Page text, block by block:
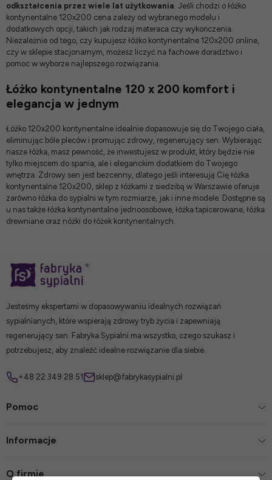
odkształcenia przez wiele lat użytkowania . Jeśli chodzi o łóżko
kontynentalne 120x200 cena zależy od wybranego modelu i
dodatkowych opcji, takich jak rodzaj materaca czy wykończenia.
Niezależnie od tego, czy kupujesz łóżko kontynentalne 120x200 online,
czy w sklepie stacjonarnym, możesz liczyć na fachowe doradztwo i
pomoc w wyborze najlepszego rozwiązania.
Łóżko kontynentalne 120 x 200 komfort i
elegancja w jednym
Łóżko 120x200 kontynentalne idealnie dopasowuje się do Twojego ciała,
eliminując bóle pleców i promując zdrowy, regenerujący sen. Wybierając
nasze łóżka, masz pewność, że inwestujesz w produkt, który będzie nie
tylko miejscem do spania, ale i eleganckim dodatkiem do Twojego
wnętrza. Zdrowy sen jest bezcenny, dlatego jeśli interesują Cię łóżka
kontynentalne 120x200, sklep z łóżkami z siedzibą w Warszawie oferuje
zarówno łóżka do sypialni w tym rozmiarze, jak i inne modele. Dostępne są
u nas także łóżka kontynentalne jednoosobowe łóżka tapicerowane łóżka
drewniane oraz nóżki do łóżek kontynentalnych
Jesteśmy ekspertami w dopasowywaniu idealnych rozwiązań
sypialnianych, które wspierają zdrowy tryb życia i zapewniają
regenerujący sen. Fabryka Sypialni ma wszystko, czego szukasz i
potrzebujesz, aby znaleźć idealne rozwiązanie dla siebie.
+48 22 349 28 51 sklep@fabrykasypialni.pl
Pomoc
Informacje
O firmie